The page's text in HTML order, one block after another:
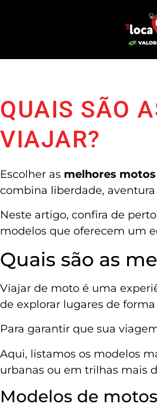
QUAIS SÃO
VIAJAR?
Escolher as melhores motos
combina liberdade,
Neste artigo, confira de
modelos que oferecem um
Quais são as
Viajar de moto é uma
de explorar lugares de
Para garantir que sua
Aqui, listamos os modelos
urbanas ou em trilhas mais
Modelos de